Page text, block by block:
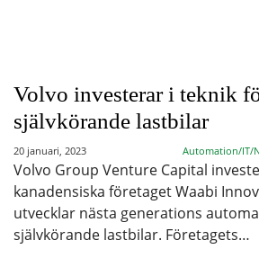
Volvo investerar i teknik
självkörande lastbilar
20 januari, 2023 Automation/IT/
Volvo Group Venture Capital
kanadensiska företaget Waabi
utvecklar nästa generations
självkörande lastbilar. Företagets…